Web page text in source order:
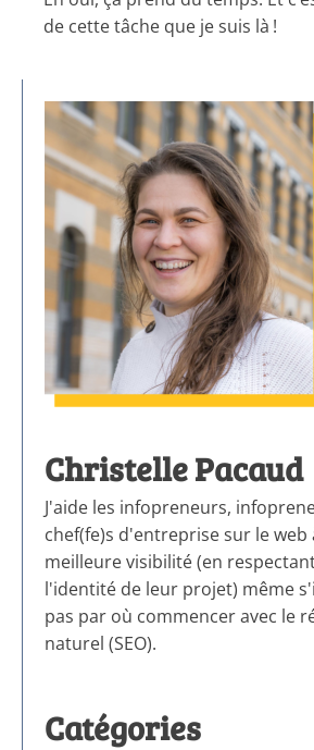
de cette tâche que je suis là !
Christelle Pacaud
J'aide les infopreneurs,
chef(fe)s d'entreprise sur le
meilleure visibilité (en
l'identité de leur projet) même
pas par où commencer avec le
naturel (SEO).
Catégories